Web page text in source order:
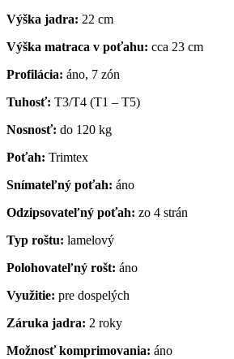
Výška jadra: 22 cm
Výška matraca v poťahu: cca 23 cm
Profilácia: áno, 7 zón
Tuhosť: T3/T4 (T1 – T5)
Nosnosť: do 120 kg
Poťah: Trimtex
Snímateľný poťah: áno
Odzipsovateľný poťah: zo 4 strán
Typ roštu: lamelový
Polohovateľný rošt: áno
Využitie: pre dospelých
Záruka jadra: 2 roky
Možnosť komprimovania: áno